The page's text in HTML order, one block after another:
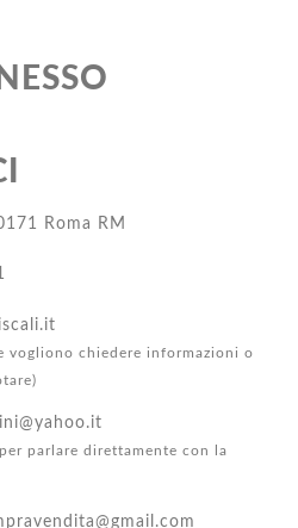
Roma RM
vogliono chiedere informazioni o
parlare direttamente con la